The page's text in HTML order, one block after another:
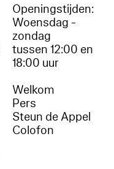
Openingstijden:
Woensdag -
zondag
tussen 12:00 en
18:00 uur
Welkom
Pers
Steun de Appel
Colofon